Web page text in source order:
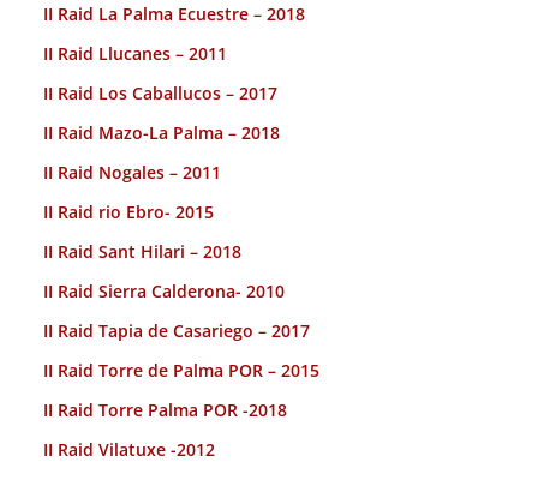
II Raid La Palma Ecuestre – 2018
II Raid Llucanes – 2011
II Raid Los Caballucos – 2017
II Raid Mazo-La Palma – 2018
II Raid Nogales – 2011
II Raid rio Ebro- 2015
II Raid Sant Hilari – 2018
II Raid Sierra Calderona- 2010
II Raid Tapia de Casariego – 2017
II Raid Torre de Palma POR – 2015
II Raid Torre Palma POR -2018
II Raid Vilatuxe -2012